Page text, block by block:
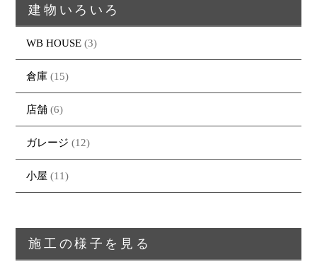
建物いろいろ
WB HOUSE (3)
倉庫 (15)
店舗 (6)
ガレージ (12)
小屋 (11)
施工の様子を見る
トップページ
大工紹介
会社案内
採用情報
商品紹介
・REFORM